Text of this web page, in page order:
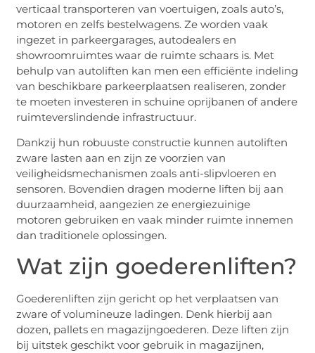
verticaal transporteren van voertuigen, zoals auto’s,
motoren en zelfs bestelwagens. Ze worden vaak
ingezet in parkeergarages, autodealers en
showroomruimtes waar de ruimte schaars is. Met
behulp van autoliften kan men een efficiënte indeling
van beschikbare parkeerplaatsen realiseren, zonder
te moeten investeren in schuine oprijbanen of andere
ruimteverslindende infrastructuur.
Dankzij hun robuuste constructie kunnen autoliften
zware lasten aan en zijn ze voorzien van
veiligheidsmechanismen zoals anti-slipvloeren en
sensoren. Bovendien dragen moderne liften bij aan
duurzaamheid, aangezien ze energiezuinige
motoren gebruiken en vaak minder ruimte innemen
dan traditionele oplossingen.
Wat zijn goederenliften?
Goederenliften zijn gericht op het verplaatsen van
zware of volumineuze ladingen. Denk hierbij aan
dozen, pallets en magazijngoederen. Deze liften zijn
bij uitstek geschikt voor gebruik in magazijnen,